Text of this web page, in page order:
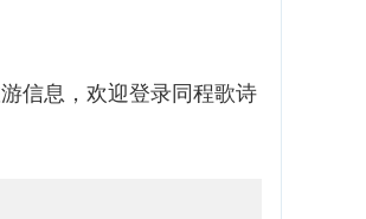
信息，欢迎登录同程歌诗